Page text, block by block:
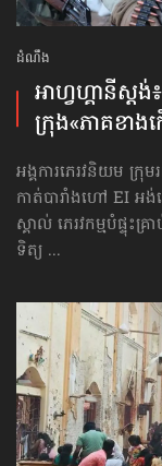
ដំណឹង
អាហ្វហ្គានីស្ដ
ក្រុង​«ភាគខាង
អង្គការភេរវនិយម ក្រុ
កាត់​​បារាំង​​ហៅ EI ​​​អ
ស្គាល់ ភេរវកម្មបំផ្ទុះគ្
ទិត្យ ...